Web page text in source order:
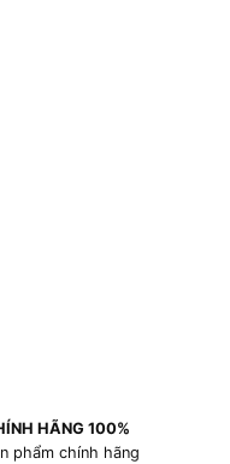
HÃNG 100%
phẩm chính hãng